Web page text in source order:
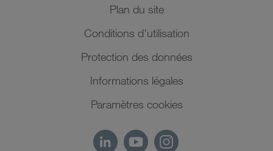
Plan du site
Conditions d'utilisation
Protection des données
Informations légales
Paramètres cookies